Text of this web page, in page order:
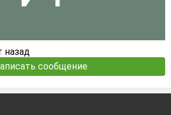
назад
сообщение